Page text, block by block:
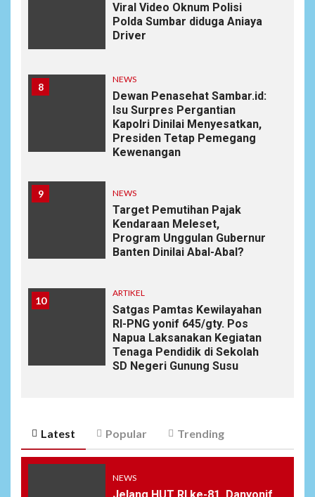
Viral Video Oknum Polisi
Polda Sumbar diduga Aniaya
Driver
8
NEWS
Dewan Penasehat Sambar.id:
Isu Surpres Pergantian
Kapolri Dinilai Menyesatkan,
Presiden Tetap Pemegang
Kewenangan
9 NEWS
Target Pemutihan Pajak
Kendaraan Meleset,
Program Unggulan Gubernur
Banten Dinilai Abal-Abal?
10
ARTIKEL
Satgas Pamtas Kewilayahan
RI-PNG yonif 645/gty. Pos
Napua Laksanakan Kegiatan
Tenaga Pendidik di Sekolah
SD Negeri Gunung Susu
Latest Popular Trending
NEWS
Jelang HUT RI ke-81, Danyonif